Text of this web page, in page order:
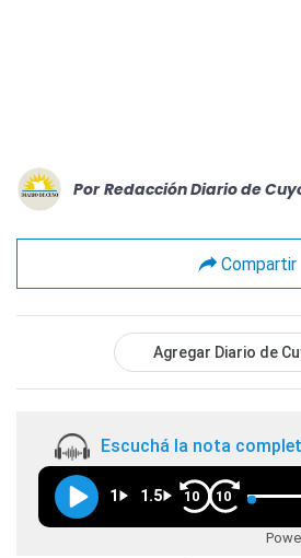
Por Redacción Diario de
Compartir
Agregar Diario de
Escuchá la nota
1 1.5 10 10